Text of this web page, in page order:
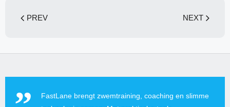
PREV NEXT
FastLane brengt zwemtraining, coaching en slimme